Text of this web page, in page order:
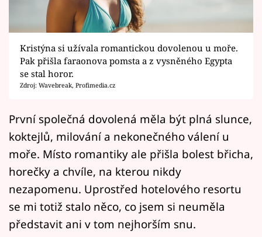
Filmový festival Karlovy Vary
Mámy sobě
Sledujte nás
Kristýna si užívala romantickou dovolenou u moře.
Pak přišla faraonova pomsta a z vysněného Egypta
se stal horor.
Zdroj: Wavebreak, Profimedia.cz
První společná dovolená měla být plná slunce,
koktejlů, milování a nekonečného válení u
moře. Místo romantiky ale přišla bolest břicha,
horečky a chvíle, na kterou nikdy
nezapomenu. Uprostřed hotelového resortu
se mi totiž stalo něco, co jsem si neuměla
představit ani v tom nejhorším snu.